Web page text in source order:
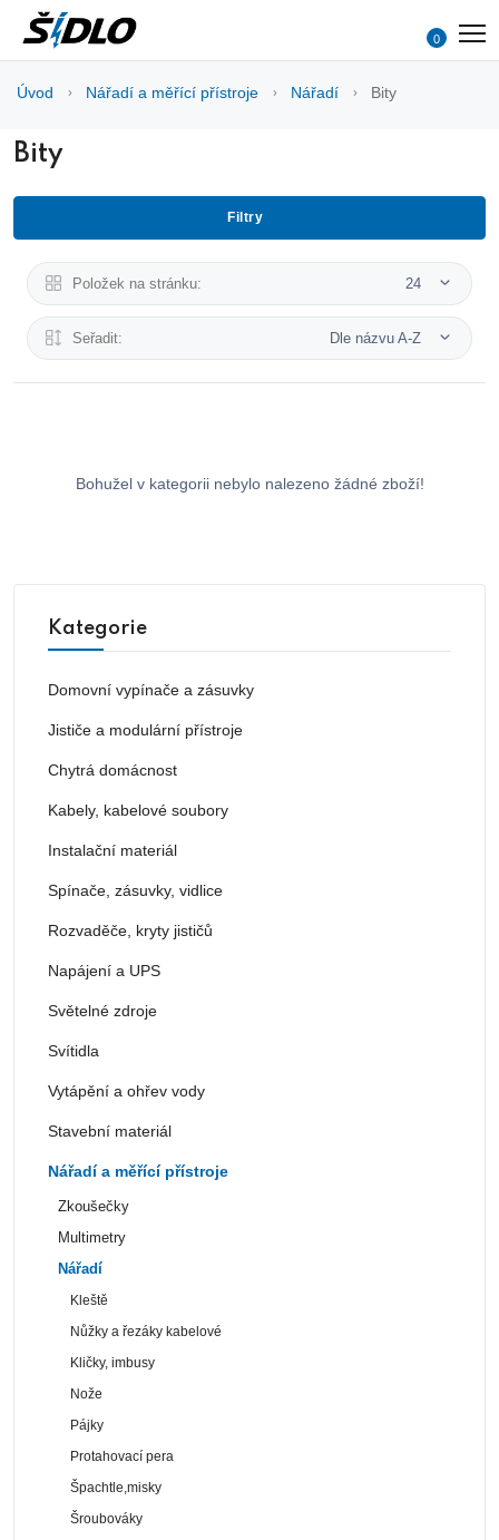
0
Úvod Nářadí a měřící přístroje Nářadí Bity
Bity
Filtry
Položek na stránku: 24
Seřadit: Dle názvu A-Z
Bohužel v kategorii nebylo nalezeno žádné zboží!
Kategorie
Domovní vypínače a zásuvky
Jističe a modulární přístroje
Chytrá domácnost
Kabely, kabelové soubory
Instalační materiál
Spínače, zásuvky, vidlice
Rozvaděče, kryty jističů
Napájení a UPS
Světelné zdroje
Svítidla
Vytápění a ohřev vody
Stavební materiál
Nářadí a měřící přístroje
Zkoušečky
Multimetry
Nářadí
Kleště
Nůžky a řezáky kabelové
Kličky, imbusy
Nože
Pájky
Protahovací pera
Špachtle,misky
Šroubováky